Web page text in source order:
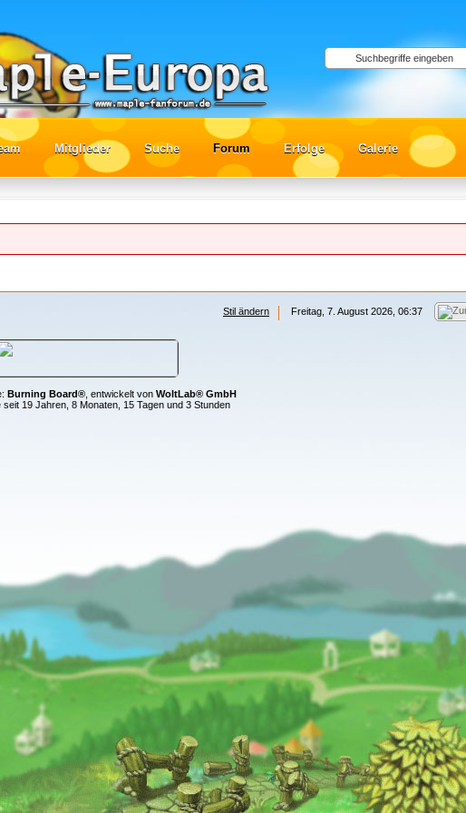
Mitglieder Suche Forum Erfolge Galerie
Stil ändern Freitag, 7. August 2026, 06:37
Burning Board® , entwickelt von WoltLab® GmbH
seit 19 Jahren, 8 Monaten, 15 Tagen und 3 Stunden